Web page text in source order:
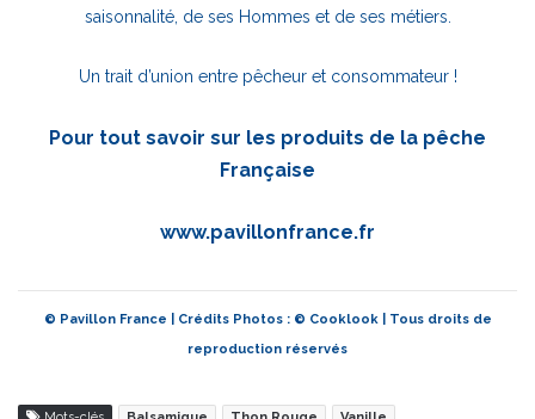
saisonnalité, de ses Hommes et de ses métiers.
Un trait d’union entre pêcheur et consommateur !
Pour tout savoir sur les produits de la pêche
Française
www.pavillonfrance.fr
© Pavillon France | Crédits Photos : © Cooklook | Tous droits de
reproduction réservés